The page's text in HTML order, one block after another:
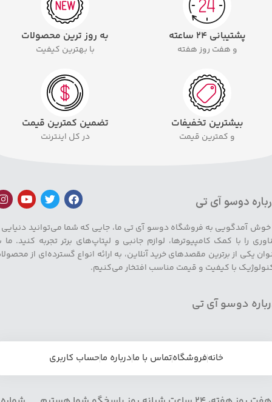
پشتیبانی ۲۴ ساعته
و هفت روز هفته
به روز ترین محصولات
با بهترین کیفیت
بیشترین تخفیفات
و کمترین قیمت
تضمین کمترین قیمت
در کل اینترنت
دوسو آی تی
خوش آمدگویی به فروشگاه دوسو آی تی ما، جایی که شما می‌توانید دنیایی
را با کمک کامپیوترها، لوازم جانبی و لپتاپ‌های برتر تجربه کنید. ما
یکی از برترین مقصدهای خرید آنلاین، به ارائه انواع گسترده‌ای از
با کیفیت و قیمت مناسب افتخار می‌کنیم.
دوسو آی تی
خانهفروشگاهتماس با مادرباره ماحساب کاربری